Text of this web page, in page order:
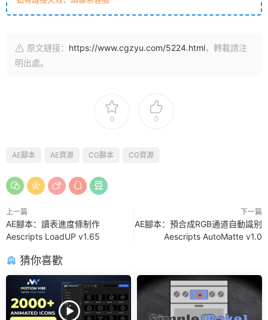
原文鏈接： https://www.cgzyu.com/5224.html，轉載請注
明出處。
0 0
AE腳本 AE資源 CG腳本 CG資源
上一篇
AE腳本：讀表進度條制作
Aescripts LoadUP v1.65
下一篇
AE腳本：預合成RGB通道自動識别
Aescripts AutoMatte v1.0
猜你喜歡